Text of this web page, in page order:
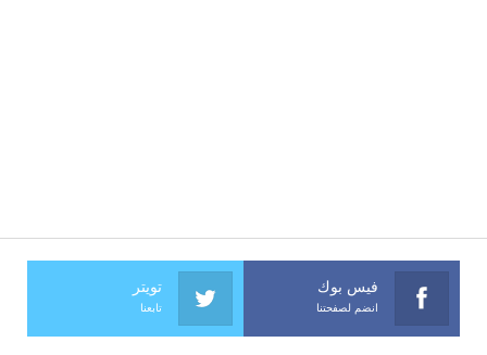
فيس بوك
انضم لصفحتنا
تويتر
تابعنا